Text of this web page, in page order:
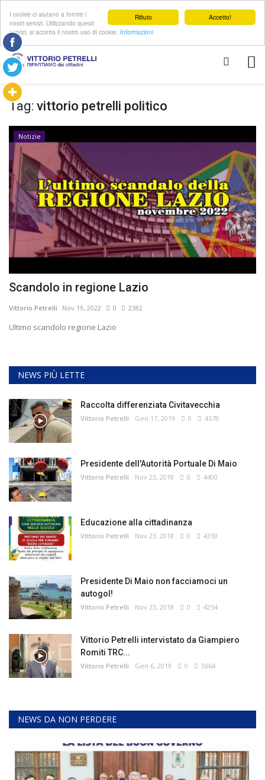
Accetto!
Rifiuto
I cookie ci aiutano a fornire i
nostri servizi. Utilizzando questi
servizi, si accetta il nostro uso di cookie. Informazioni
Tag: vittorio petrelli politico
Notizie
Scandolo in regione Lazio
Vittorio Petrelli Nov 19, 2022 0 2382
Ultimo scandolo regione Lazio
NEWS PIÙ LETTE
Raccolta differenziata Civitavecchia
Vittorio Petrelli Gen 17, 2019 0 4578
Presidente dell'Autorità Portuale Di Maio
Vittorio Petrelli Nov 23, 2018 0 4400
Educazione alla cittadinanza
Vittorio Petrelli Nov 23, 2018 0 4359
Presidente Di Maio non facciamoci un
autogol!
Vittorio Petrelli Nov 23, 2018 0 4254
Vittorio Petrelli intervistato da Giampiero
Romiti TRC...
Vittorio Petrelli Gen 6, 2019 0 3664
NEWS DA NON PERDERE